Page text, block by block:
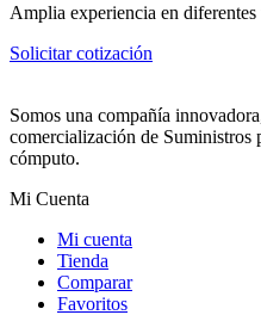
Amplia experiencia en
Solicitar cotización
Somos una compañía
comercialización de Suministros
cómputo.
Mi Cuenta
Mi cuenta
Tienda
Comparar
Favoritos